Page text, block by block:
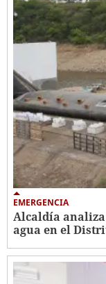
EMERGENCIA
Alcaldía
agua en el